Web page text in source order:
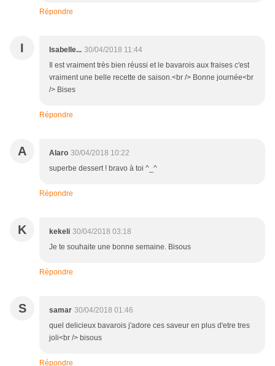
Répondre
I Isabelle... 30/04/2018 11:44
Il est vraiment très bien réussi et le bavarois aux fraises c'est
vraiment une belle recette de saison.<br /> Bonne journée<br
/> Bises
Répondre
A Alaro 30/04/2018 10:22
superbe dessert ! bravo à toi ^_^
Répondre
K kekeli 30/04/2018 03:18
Je te souhaite une bonne semaine. Bisous
Répondre
S samar 30/04/2018 01:46
quel delicieux bavarois j'adore ces saveur en plus d'etre tres
joli<br /> bisous
Répondre